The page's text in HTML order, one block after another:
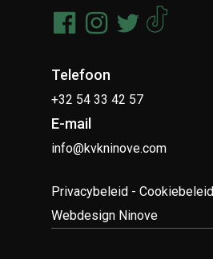
Telefoon
+32 54 33 42 57
E-mail
info@kvkninove.com
Privacybeleid -Cookiebeleid
Webdesign Ninove